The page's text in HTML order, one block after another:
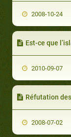
2008-10-24
Est-ce que
2010-09-07
Réfutation des
2008-07-02